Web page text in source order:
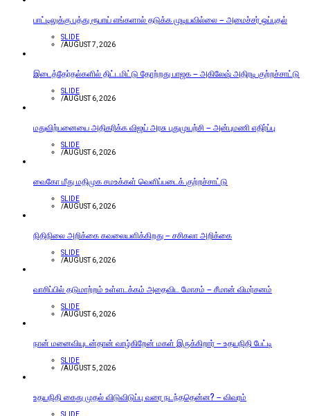
பாட்டிலுக்கு பத்து ரூபாய் எங்களால் தடுக்க முடியவில்லை – அமைச்சர் ஒப்புதல்
SLIDE
/AUGUST 7, 2026
இடைத்தேர்தல்களில் திட்டமிட்டு தோற்றது பாஜக – அகிலேஷ் அதிரடி குற்றச்சாட்டு
SLIDE
/AUGUST 6, 2026
மதுவிற்பனையை அதிகரிக்க விஜய் அரசு புதுமுயற்சி – அன்புமணி எதிர்ப்பு
SLIDE
/AUGUST 6, 2026
வைகோ மீது மதிமுக சமஉக்கள் வெளிப்படைக் குற்றச்சாட்டு
SLIDE
/AUGUST 6, 2026
நிதிநிலை அறிக்கை கவலையளிக்கிறது – சசிகலா அறிக்கை
SLIDE
/AUGUST 6, 2026
வாசிப்பில் தடுமாற்றம் உள்ளடக்கம் அதைவிட மோசம் – சீமான் விமர்சனம்
SLIDE
/AUGUST 6, 2026
நான் மனைவியுடன்தான் வாழ்கிறேன் மகள் இருக்கிறார் – உதயநிதி பேட்டி
SLIDE
/AUGUST 5, 2026
உதயநிதி கைது முதல் விடுவிடுப்பு வரை நடந்ததென்ன? – விவரம்